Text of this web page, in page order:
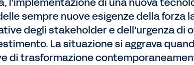
sempre nuove esigenze della forza
degli stakeholder e dell'urgenza di
La situazione si aggrava
di trasformazione